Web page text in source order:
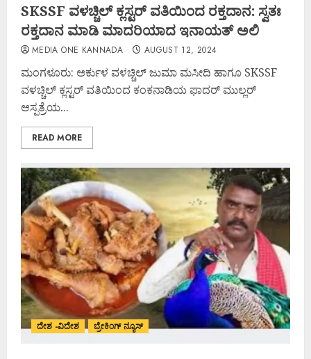
SKSSF ವಳಚ್ಚಿಲ್ ಕ್ಲಸ್ಟರ್ ವತಿಯಿಂದ ರಕ್ತದಾನ: ಸ್ವತಃ
ರಕ್ತದಾನ ಮಾಡಿ ಮಾದರಿಯಾದ ಇನಾಯತ್ ಅಲಿ
MEDIA ONE KANNADA AUGUST 12, 2024
ಮಂಗಳೂರು: ಅರ್ಕುಳ ವಳಚ್ಚಿಲ್ ಜುಮಾ ಮಸೀದಿ ಹಾಗೂ SKSSF
ವಳಚ್ಚಿಲ್ ಕ್ಲಸ್ಟರ್ ವತಿಯಿಂದ ಕಂಕನಾಡಿಯ ಫಾದರ್ ಮುಲ್ಲರ್
ಆಸ್ಪತ್ರೆಯ...
READ MORE
ದೇಶ -ವಿದೇಶ ಬ್ರೇಕಿಂಗ್ ನ್ಯೂಸ್